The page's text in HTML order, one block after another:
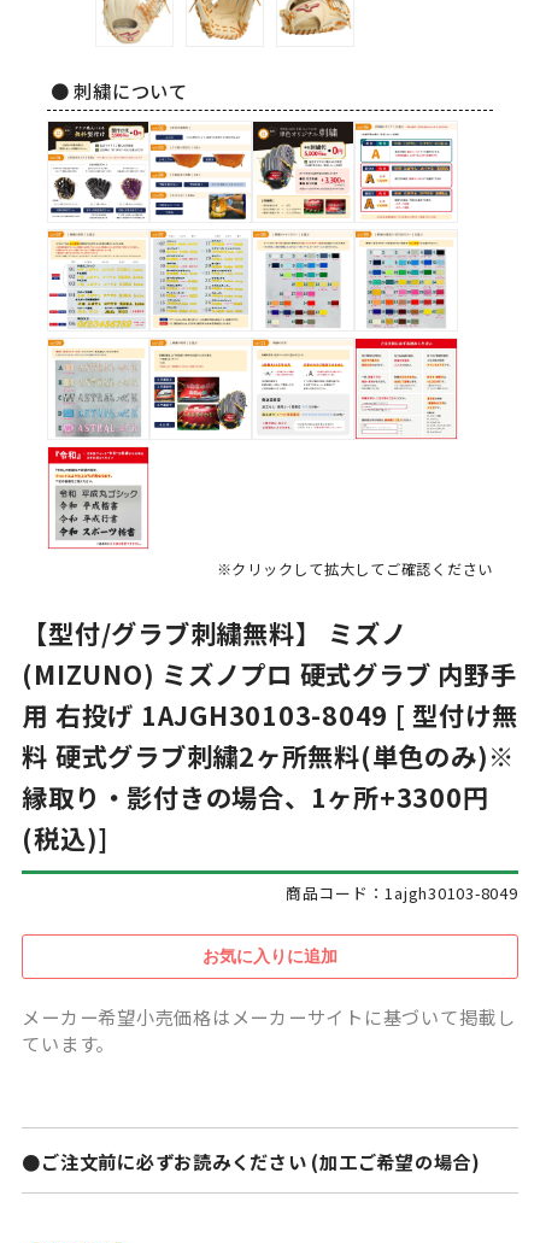
● 刺繍について
※クリックして拡大してご確認ください
【型付/グラブ刺繍無料】 ミズノ
(MIZUNO) ミズノプロ 硬式グラブ 内野手
用 右投げ 1AJGH30103-8049 [ 型付け無
料 硬式グラブ刺繍2ヶ所無料(単色のみ)※
縁取り・影付きの場合、1ヶ所+3300円
(税込)]
商品コード：1ajgh30103-8049
メーカー希望小売価格はメーカーサイトに基づいて掲載し
ています。
●ご注文前に必ずお読みください (加工ご希望の場合)